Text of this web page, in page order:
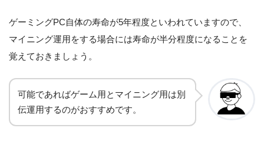
ゲーミングPC自体の寿命が5年程度といわれていますので、
マイニング運用をする場合には寿命が半分程度になることを
覚えておきましょう。
可能であればゲーム用とマイニング用は別
伝運用するのがおすすめです。